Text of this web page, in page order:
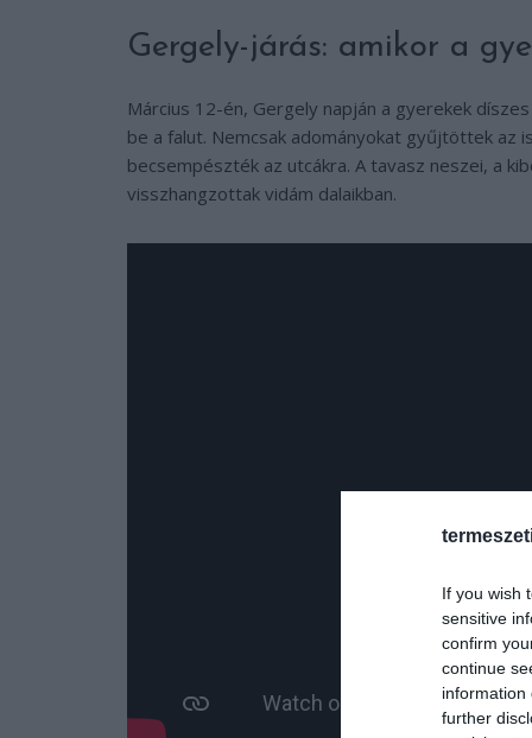
If you wish
sensitive
confirm
continue
information
further
Gergely-járás: amikor a
Március 12-én, Gergely napján a gyerekek
be a falut. Nemcsak adományokat gyűjtöttek az
becsempészték az utcákra. A tavasz neszei, a
visszhangzottak vidám dalaikban.